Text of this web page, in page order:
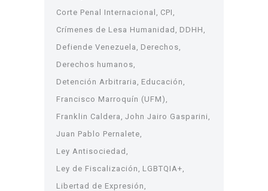
Corte Penal Internacional
CPI
Crímenes de Lesa Humanidad
DDHH
Defiende Venezuela
Derechos
Derechos humanos
Detención Arbitraria
Educación
Francisco Marroquín (UFM)
Franklin Caldera John Jairo Gasparini
Juan Pablo Pernalete
Ley Antisociedad
Ley de Fiscalización
LGBTQIA+
Libertad de Expresión